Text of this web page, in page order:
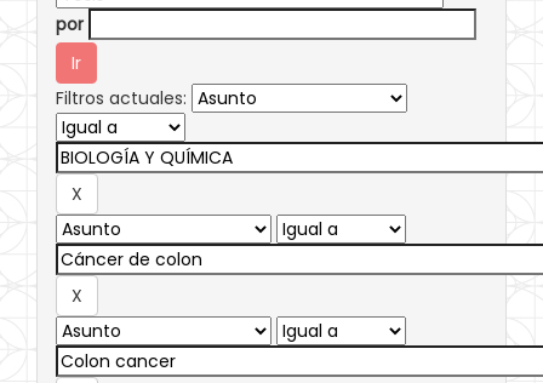
por
Filtros actuales: